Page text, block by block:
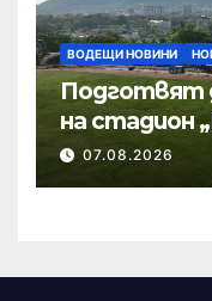
ВОДЕЩИ НОВИНИ
Подготвят
на стадион
07.08.2026